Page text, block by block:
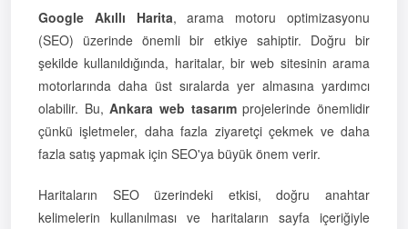
Google Akıllı Harita, arama motoru optimizasyonu
(SEO) üzerinde önemli bir etkiye sahiptir. Doğru bir
şekilde kullanıldığında, haritalar, bir web sitesinin arama
motorlarında daha üst sıralarda yer almasına yardımcı
olabilir. Bu,Ankara web tasarımprojelerinde önemlidir
çünkü işletmeler, daha fazla ziyaretçi çekmek ve daha
fazla satış yapmak için SEO'ya büyük önem verir.
Haritaların SEO üzerindeki etkisi, doğru anahtar
kelimelerin kullanılması ve haritaların sayfa içeriğiyle